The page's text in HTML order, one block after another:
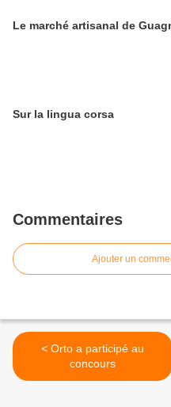
Le marché artisanal de
Sur la lingua corsa
Commentaires
Ajouter un
< Orto a participé au
concours